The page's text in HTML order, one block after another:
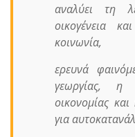
αναλύει τη
οικογένεια
κοινωνία,
ερευνά
γεωργίας, η
οικονομίας
για